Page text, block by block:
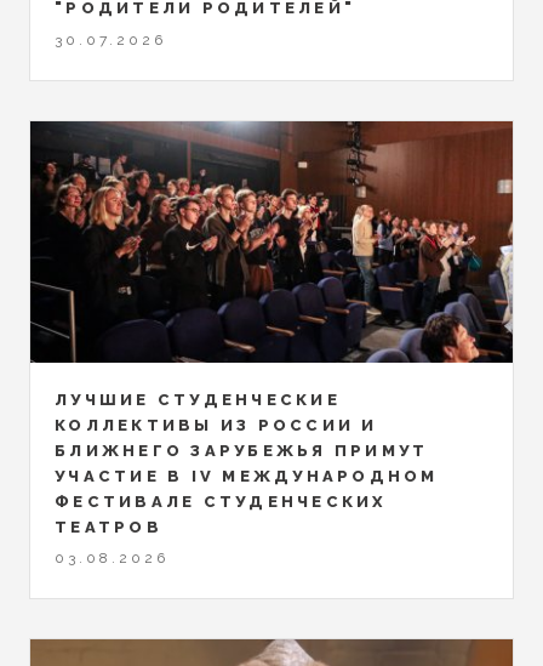
"РОДИТЕЛИ РОДИТЕЛЕЙ"
30.07.2026
ЛУЧШИЕ СТУДЕНЧЕСКИЕ
КОЛЛЕКТИВЫ ИЗ РОССИИ И
БЛИЖНЕГО ЗАРУБЕЖЬЯ ПРИМУТ
УЧАСТИЕ В IV МЕЖДУНАРОДНОМ
ФЕСТИВАЛЕ СТУДЕНЧЕСКИХ
ТЕАТРОВ
03.08.2026